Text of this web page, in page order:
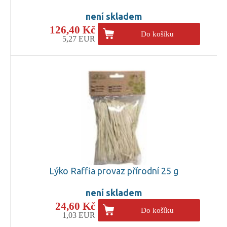
není skladem
126,40 Kč
5,27 EUR
Do košíku
Lýko Raffia provaz přírodní 25 g
není skladem
24,60 Kč
1,03 EUR
Do košíku